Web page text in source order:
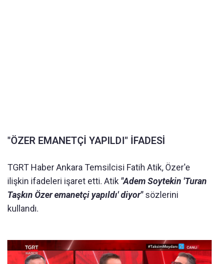
"ÖZER EMANETÇİ YAPILDI" İFADESİ
TGRT Haber Ankara Temsilcisi Fatih Atik, Özer'e
ilişkin ifadeleri işaret etti. Atik "Adem Soytekin 'Turan
Taşkın Özer emanetçi yapıldı' diyor"sözlerini
kullandı.